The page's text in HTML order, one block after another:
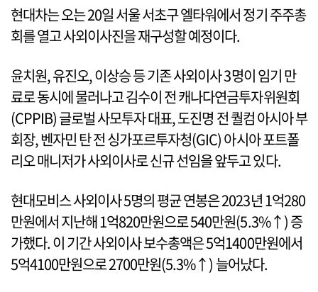
현대차는 오는 20일 서울 서초구 엘타워에서 정기 주주총
회를 열고 사외이사진을 재구성할 예정이다.
윤치원, 유진오, 이상승 등 기존 사외이사 3명이 임기 만
료로 동시에 물러나고 김수이 전 캐나다연금투자위원회
(CPPIB) 글로벌 사모투자 대표, 도진명 전 퀄컴 아시아 부
회장, 벤자민 탄 전 싱가포르투자청(GIC) 아시아 포트폴
리오 매니저가 사외이사로 신규 선임을 앞두고 있다.
현대모비스 사외이사 5명의 평균 연봉은 2023년 1억280
만원에서 지난해 1억820만원으로 540만원(5.3%↑) 증
가했다. 이 기간 사외이사 보수총액은 5억1400만원에서
5억4100만원으로 2700만원(5.3%↑) 늘어났다.